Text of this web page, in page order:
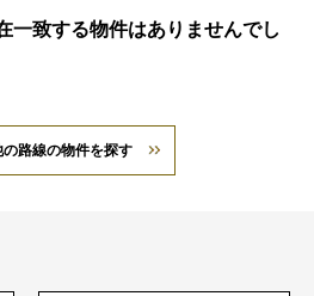
一致する物件はありませんでし
の路線の物件を探す